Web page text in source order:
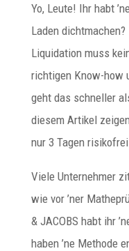
Yo, Leute! Ihr habt
Laden
Liquidation muss
richtigen Know-how
geht das schneller
diesem Artikel
nur 3 Tagen
Viele Unternehmer
wie vor ’ner
& JACOBS habt ihr
haben ’ne Methode